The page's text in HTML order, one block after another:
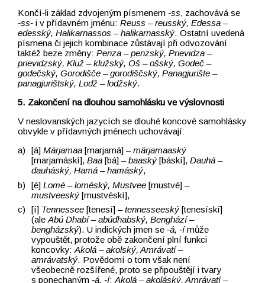
Končí‑li základ zdvojeným písmenem‑ss, zachovává se
‑ss‑ i v přídavném jménu:Reuss –⁠⁠⁠⁠⁠⁠⁠⁠⁠⁠⁠⁠⁠⁠⁠⁠⁠⁠⁠⁠⁠⁠⁠⁠⁠⁠⁠⁠⁠⁠⁠⁠⁠⁠⁠⁠⁠⁠⁠⁠⁠⁠⁠⁠⁠⁠⁠⁠⁠⁠⁠⁠⁠⁠⁠⁠⁠⁠⁠⁠⁠⁠ reusský, Edessa –⁠⁠⁠⁠⁠⁠⁠⁠⁠⁠⁠⁠⁠⁠⁠⁠⁠⁠⁠⁠⁠⁠⁠⁠⁠⁠⁠⁠⁠⁠⁠⁠⁠⁠⁠⁠⁠⁠⁠⁠⁠⁠⁠⁠⁠⁠⁠⁠⁠⁠⁠⁠⁠⁠⁠⁠⁠⁠⁠⁠⁠⁠
edesský, Halikarnassos –⁠⁠⁠⁠⁠⁠⁠⁠⁠⁠⁠⁠⁠⁠⁠⁠⁠⁠⁠⁠⁠⁠⁠⁠⁠⁠⁠⁠⁠⁠⁠⁠⁠⁠⁠⁠⁠⁠⁠⁠⁠⁠⁠⁠⁠⁠⁠⁠⁠⁠⁠⁠⁠⁠⁠⁠⁠⁠⁠⁠⁠⁠ halikarnasský. Ostatní uvedená
písmena či jejich kombinace zůstávají při odvozování
taktéž beze změny:Penza –⁠⁠⁠⁠⁠⁠⁠⁠⁠⁠⁠⁠⁠⁠⁠⁠⁠⁠⁠⁠⁠⁠⁠⁠⁠⁠⁠⁠⁠⁠⁠⁠⁠⁠⁠⁠⁠⁠⁠⁠⁠⁠⁠⁠⁠⁠⁠⁠⁠⁠⁠⁠⁠⁠⁠⁠⁠⁠⁠⁠⁠⁠ penzský, Prievidza –⁠⁠⁠⁠⁠⁠⁠⁠⁠⁠⁠⁠⁠⁠⁠⁠⁠⁠⁠⁠⁠⁠⁠⁠⁠⁠⁠⁠⁠⁠⁠⁠⁠⁠⁠⁠⁠⁠⁠⁠⁠
prievidzský, Kluž –⁠⁠⁠⁠⁠⁠⁠⁠⁠⁠⁠⁠⁠⁠⁠⁠⁠⁠⁠⁠⁠⁠⁠⁠⁠⁠⁠⁠⁠⁠⁠⁠⁠⁠⁠⁠⁠⁠⁠⁠⁠ klužský, ⁠⁠⁠⁠⁠⁠⁠⁠⁠⁠Oš –⁠⁠⁠⁠⁠⁠⁠⁠⁠⁠⁠⁠⁠⁠⁠⁠⁠⁠⁠⁠⁠⁠⁠⁠⁠⁠⁠⁠⁠⁠⁠⁠⁠⁠⁠⁠⁠⁠⁠⁠⁠⁠⁠⁠⁠⁠⁠⁠⁠⁠⁠⁠⁠⁠⁠⁠⁠⁠⁠⁠⁠⁠ ošský, Godeč –⁠⁠⁠⁠⁠⁠⁠⁠⁠⁠⁠⁠⁠⁠⁠⁠⁠⁠⁠⁠⁠⁠⁠⁠⁠⁠⁠⁠⁠⁠⁠⁠⁠⁠⁠⁠⁠⁠⁠⁠⁠⁠⁠⁠⁠⁠⁠⁠⁠⁠⁠⁠⁠⁠⁠⁠⁠⁠⁠⁠⁠⁠
godečský, Gorodišče –⁠⁠⁠⁠⁠⁠⁠⁠⁠⁠⁠⁠⁠⁠⁠⁠⁠⁠⁠⁠⁠⁠⁠⁠⁠⁠⁠⁠⁠⁠⁠⁠⁠⁠⁠⁠⁠⁠⁠⁠⁠⁠⁠⁠⁠⁠⁠⁠⁠⁠⁠⁠⁠⁠⁠⁠⁠⁠⁠⁠⁠⁠ gorodiščský, Panagjurište –⁠⁠⁠⁠⁠⁠⁠⁠⁠⁠⁠⁠⁠⁠⁠⁠⁠⁠⁠⁠⁠⁠⁠⁠⁠⁠⁠⁠⁠⁠⁠⁠⁠⁠⁠⁠⁠⁠⁠⁠⁠⁠⁠⁠⁠⁠⁠⁠⁠⁠⁠⁠⁠⁠⁠⁠⁠⁠⁠⁠⁠⁠
panagjurištský, Lodž –⁠⁠⁠⁠⁠⁠⁠⁠⁠⁠⁠⁠⁠⁠⁠⁠⁠⁠⁠⁠⁠⁠⁠⁠⁠⁠⁠⁠⁠⁠⁠⁠⁠⁠⁠⁠⁠⁠⁠⁠⁠⁠⁠⁠⁠⁠⁠⁠⁠⁠⁠⁠⁠⁠⁠⁠⁠⁠⁠⁠⁠⁠ lodžský.
5. Zakončení na dlouhou samohlásku ve výslovnosti
V neslovanských jazycích se dlouhé koncové samohlásky
obvykle v přídavných jménech uchovávají:
[á]Märjamaa[marjamá]–⁠⁠⁠⁠⁠⁠⁠⁠⁠⁠⁠⁠⁠⁠⁠⁠⁠⁠⁠⁠⁠⁠⁠⁠⁠⁠⁠⁠⁠⁠⁠⁠⁠⁠⁠⁠⁠⁠⁠⁠⁠⁠⁠⁠⁠⁠⁠⁠⁠⁠⁠⁠⁠⁠⁠⁠⁠⁠⁠⁠⁠⁠ märjamaaský
[marjamáskí], Baa[bá]–⁠⁠⁠⁠⁠⁠⁠⁠⁠⁠⁠⁠⁠⁠⁠⁠⁠⁠⁠⁠⁠⁠⁠⁠⁠⁠⁠⁠⁠⁠⁠⁠⁠⁠⁠⁠⁠⁠⁠⁠⁠⁠⁠⁠⁠⁠⁠⁠⁠⁠⁠⁠⁠⁠⁠⁠⁠⁠⁠⁠⁠⁠ baaský[báskí], Dauhá –⁠⁠⁠⁠⁠⁠⁠⁠⁠⁠⁠⁠⁠⁠⁠⁠⁠⁠⁠⁠⁠⁠⁠⁠⁠⁠⁠⁠⁠⁠⁠⁠⁠⁠⁠⁠⁠⁠⁠⁠⁠⁠⁠⁠⁠⁠⁠⁠⁠⁠⁠⁠⁠⁠⁠⁠⁠⁠⁠⁠⁠⁠
dauháský, Hamá –⁠⁠⁠⁠⁠⁠⁠⁠⁠⁠⁠⁠⁠⁠⁠⁠⁠⁠⁠⁠⁠⁠⁠⁠⁠⁠⁠⁠⁠⁠⁠⁠⁠⁠⁠⁠⁠⁠⁠⁠⁠⁠⁠⁠⁠⁠⁠⁠⁠⁠⁠⁠⁠⁠⁠⁠⁠⁠⁠⁠⁠⁠ hamáský,
[é]Lomé –⁠⁠⁠⁠⁠⁠⁠⁠⁠⁠⁠⁠⁠⁠⁠⁠⁠⁠⁠⁠⁠⁠⁠⁠⁠⁠⁠⁠⁠⁠⁠⁠⁠⁠⁠⁠⁠⁠⁠⁠⁠⁠⁠⁠⁠⁠⁠⁠⁠⁠⁠⁠⁠⁠⁠⁠⁠⁠⁠⁠⁠⁠loméský, Mustvee [mustvé]–⁠⁠⁠⁠⁠⁠⁠⁠⁠⁠⁠⁠⁠⁠⁠⁠⁠⁠⁠⁠⁠⁠⁠⁠⁠⁠⁠⁠⁠⁠⁠⁠⁠⁠⁠⁠⁠⁠⁠⁠⁠⁠⁠⁠⁠⁠⁠⁠⁠⁠⁠⁠⁠⁠⁠⁠⁠⁠⁠⁠⁠⁠
mustveeský[mustvéskí],
[í] Tennessee[tenesí]–⁠⁠⁠⁠⁠⁠⁠⁠⁠⁠⁠⁠⁠⁠⁠⁠⁠⁠⁠⁠⁠⁠⁠⁠⁠⁠⁠⁠⁠⁠⁠⁠⁠⁠⁠⁠⁠⁠⁠⁠⁠⁠⁠⁠⁠⁠⁠⁠⁠⁠⁠⁠⁠⁠⁠⁠⁠⁠⁠⁠⁠⁠tennesseeský[tenesískí]
(aleAbú Dhabí –⁠⁠⁠⁠⁠⁠⁠⁠⁠⁠⁠⁠⁠⁠⁠⁠⁠⁠⁠⁠⁠⁠⁠⁠⁠⁠⁠⁠⁠⁠⁠⁠⁠⁠⁠⁠⁠⁠⁠⁠ abúdhabský, Benghází –⁠⁠⁠⁠⁠⁠⁠⁠⁠⁠⁠⁠⁠⁠⁠⁠⁠⁠⁠⁠⁠⁠⁠⁠⁠⁠⁠⁠⁠⁠⁠⁠⁠⁠⁠⁠⁠⁠⁠⁠
bengházský). U indických jmen se‑á, ‑ímůže
vypouštět, protože obě zakončení plní funkci
koncovky:Akolá –⁠⁠⁠⁠⁠⁠⁠⁠⁠⁠⁠⁠⁠⁠⁠⁠⁠⁠⁠⁠⁠⁠⁠⁠⁠⁠⁠⁠⁠⁠⁠⁠⁠⁠⁠⁠⁠⁠⁠⁠⁠⁠⁠⁠⁠⁠⁠⁠⁠⁠⁠⁠⁠⁠⁠⁠⁠⁠⁠⁠⁠⁠ akolský, Amrávatí –⁠⁠⁠⁠⁠⁠⁠⁠⁠⁠⁠⁠⁠⁠⁠⁠⁠⁠⁠⁠⁠⁠⁠⁠⁠⁠⁠⁠⁠⁠⁠⁠⁠⁠⁠⁠⁠⁠⁠⁠⁠⁠⁠⁠⁠⁠⁠⁠⁠⁠⁠⁠⁠⁠⁠⁠⁠⁠⁠⁠⁠⁠
amrávatský. Povědomí o tom však není
všeobecně rozšířené, proto se připouštějí i tvary
s ponechaným‑á, ‑í:Akolá –⁠⁠⁠⁠⁠⁠⁠⁠⁠⁠⁠⁠⁠⁠⁠⁠⁠⁠⁠⁠⁠⁠⁠⁠⁠⁠⁠⁠⁠⁠⁠⁠⁠⁠⁠⁠⁠⁠⁠⁠⁠⁠⁠⁠⁠⁠⁠⁠⁠⁠⁠⁠⁠⁠⁠⁠⁠⁠⁠⁠⁠⁠ akoláský, Amrávatí –⁠⁠⁠⁠⁠⁠⁠⁠⁠⁠⁠⁠⁠⁠⁠⁠⁠⁠⁠⁠⁠⁠⁠⁠⁠⁠⁠⁠⁠⁠⁠⁠⁠⁠⁠⁠⁠⁠⁠⁠⁠⁠⁠⁠⁠⁠⁠⁠⁠⁠⁠⁠⁠⁠⁠⁠⁠⁠⁠⁠⁠⁠